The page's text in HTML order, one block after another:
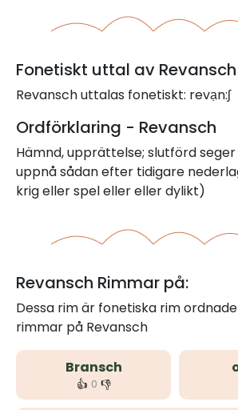
Fonetiskt uttal av Revansch
Revansch uttalas fonetiskt: revạn:ʃ
Ordförklaring - Revansch
Hämnd, upprättelse; slutförd
uppnå sådan efter tidigare
krig eller spel eller eller dylikt)
Revansch Rimmar på:
Dessa rim är fonetiska rim
rimmar på Revansch
Bransch
👍 0 👎